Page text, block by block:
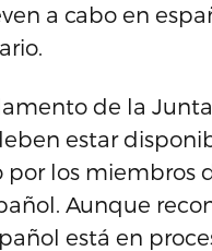
a cabo en
de la
estar
por los miembros
Aunque
está en